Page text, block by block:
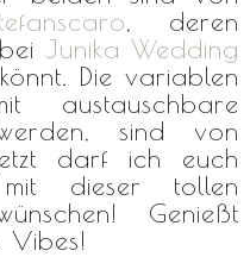
, deren
beiJunika Wedding
Die variablen
austauschbare
sind von
darf ich euch
dieser tollen
Genießt